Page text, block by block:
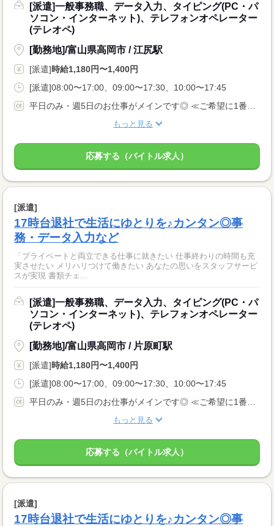
[派遣]一般事務職、データ入力、タイピング(PC・パ
ソコン・インターネット)、テレフォンオペレーター
(テレオペ)
[勤務地]/富山県高岡市 / 江尻駅
[派遣]時給1,180円〜1,400円
[派遣]08:00〜17:00、09:00〜17:30、10:00〜17:45
もっと見る
応募する（バイトル求人）
[派遣]
17時台退社で生活にゆとりを♪カンタン◎事
務・データ入力など
「プライベートと両立できる仕事に就きたい 仕事終わりの時間も充
実させたい メリハリつけて働きたい あなたの思いをスタッフサービ
スが実現 書類チェ...
[派遣]一般事務職、データ入力、タイピング(PC・パ
ソコン・インターネット)、テレフォンオペレーター
(テレオペ)
[勤務地]/富山県高岡市 / 片原町駅
[派遣]時給1,180円〜1,400円
[派遣]08:00〜17:00、09:00〜17:30、10:00〜17:45
もっと見る
応募する（バイトル求人）
[派遣]
17時台退社で生活にゆとりを♪カンタン◎事